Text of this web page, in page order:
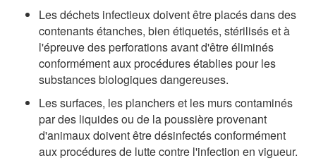
Les déchets infectieux doivent être placés dans des
contenants étanches, bien étiquetés, stérilisés et à
l'épreuve des perforations avant d'être éliminés
conformément aux procédures établies pour les
substances biologiques dangereuses.
Les surfaces, les planchers et les murs contaminés
par des liquides ou de la poussière provenant
d'animaux doivent être désinfectés conformément
aux procédures de lutte contre l'infection en vigueur.